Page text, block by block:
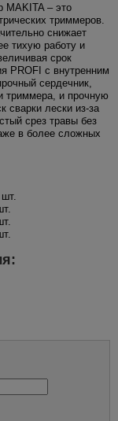
– это
триммеров.
снижает
тихую работу и
срок
PROFI с внутренним
сердечник,
триммера, и прочную
сварки лески из-за
срез травы без
в более сложных